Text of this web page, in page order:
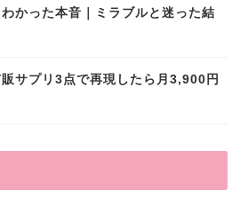
かった本音｜ミラブルと迷った結
サプリ3点で再現したら月3,900円